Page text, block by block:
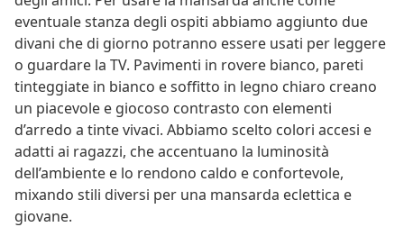
eventuale stanza degli ospiti abbiamo aggiunto due
divani che di giorno potranno essere usati per leggere
o guardare la TV. Pavimenti in rovere bianco, pareti
tinteggiate in bianco e soffitto in legno chiaro creano
un piacevole e giocoso contrasto con elementi
d’arredo a tinte vivaci. Abbiamo scelto colori accesi e
adatti ai ragazzi, che accentuano la luminosità
dell’ambiente e lo rendono caldo e confortevole,
mixando stili diversi per una mansarda eclettica e
giovane.